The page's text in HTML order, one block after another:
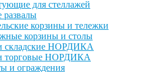
для стеллажей
корзины и тележки
корзины и столы
складские НОРДИКА
торговые НОРДИКА
и ограждения